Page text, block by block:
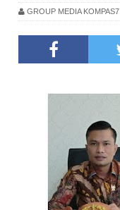
GROUP MEDIA KOMPAS7